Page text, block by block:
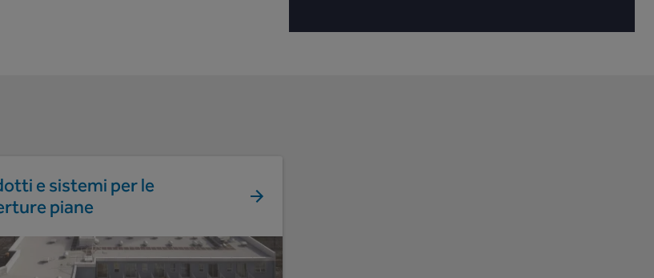
e sistemi per le
piane